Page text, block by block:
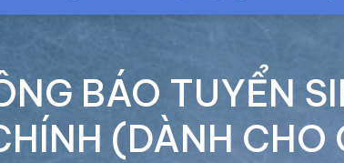
BÁO TUYỂN
(DÀNH CHO